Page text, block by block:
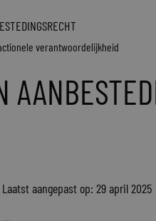
verantwoordelijkheid
Laatst aangepast op: 29 april 2025